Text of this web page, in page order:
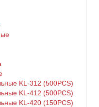
KL-312 (500PCS)
KL-412 (500PCS)
KL-420 (150PCS)